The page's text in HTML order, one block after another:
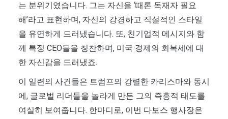
는 분위기였습니다. 그는 자신을 ‘때론 독재자 필요
해’라고 표현하며, 자신의 강경하고 직설적인 스타일
을 유연하게 드러냈습니다. 또, 친기업적 메시지와 함
께 특정 CEO들을 칭찬하며, 미국 경제의 회복세에 대
한 자신감을 드러냈죠.
이 일련의 사건들은 트럼프의 강렬한 카리스마와 동시
에, 글로벌 리더들을 놀라게 만든 그의 즉흥적 태도를
여실히 보여줍니다. 한마디로, 이번 다보스 행사장은